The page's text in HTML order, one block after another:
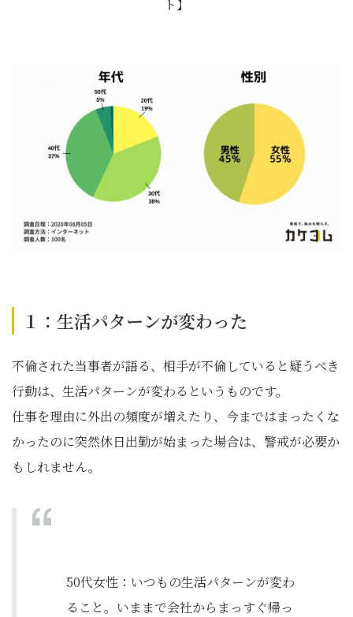
ト】
１：生活パターンが変わった
不倫された当事者が語る、相手が不倫していると疑うべき
行動は、生活パターンが変わるというものです。
仕事を理由に外出の頻度が増えたり、今まではまったくな
かったのに突然休日出勤が始まった場合は、警戒が必要か
もしれません。
50代女性：いつもの生活パターンが変わ
ること。いままで会社からまっすぐ帰っ